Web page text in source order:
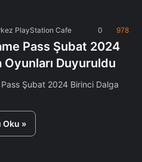
PlayStation Cafe 0 978
Pass Şubat 2024
Oyunları Duyuruldu
Şubat 2024 Birinci Dalga
Oku »